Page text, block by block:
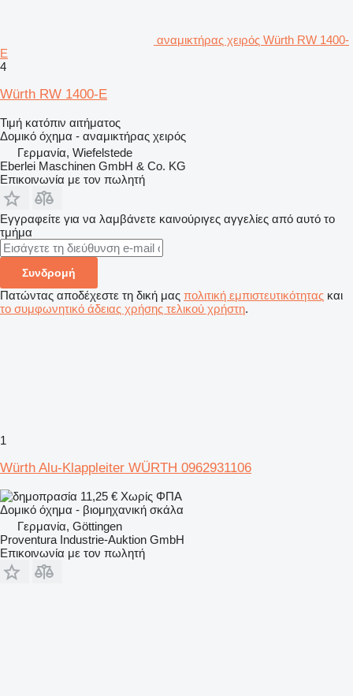
αναμικτήρας χειρός Würth RW 1400-
E
4
Würth RW 1400-E
Τιμή κατόπιν αιτήματος
Δομικό όχημα - αναμικτήρας χειρός
Γερμανία, Wiefelstede
Eberlei Maschinen GmbH & Co. KG
Επικοινωνία με τον πωλητή
Εγγραφείτε για να λαμβάνετε καινούριγες αγγελίες από αυτό το
τμήμα
Συνδρομή
Πατώντας αποδέχεστε τη δική μας πολιτική εμπιστευτικότητας και
το συμφωνητικό άδειας χρήσης τελικού χρήστη.
1
Würth Alu-Klappleiter WÜRTH 0962931106
11,25 € Χωρίς ΦΠΑ
Δομικό όχημα - βιομηχανική σκάλα
Γερμανία, Göttingen
Proventura Industrie-Auktion GmbH
Επικοινωνία με τον πωλητή